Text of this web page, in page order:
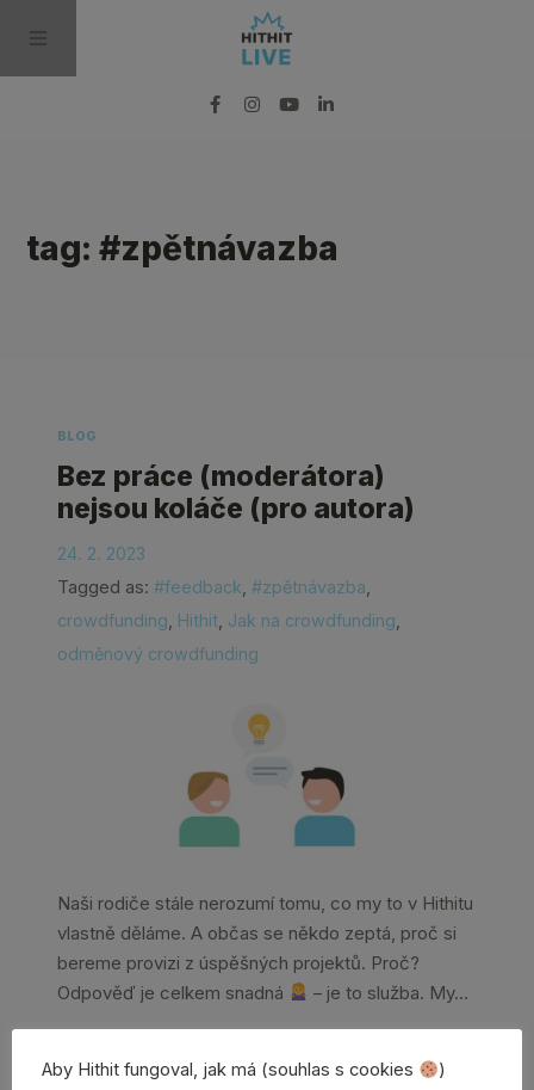
PODCAST
tag: #zpětnávazba
BLOG
Bez práce (moderátora)
nejsou koláče (pro autora)
24. 2. 2023
Tagged as:#feedback ,#zpětnávazba
crowdfunding Hithit Jak na crowdfunding
odměnový crowdfunding
Naši rodiče stále nerozumí tomu, co my to v Hithitu
vlastně děláme. A občas se někdo zeptá, proč si
bereme provizi z úspěšných projektů. Proč?
Odpověď je celkem snadná
– je to služba. My…
Aby Hithit fungoval, jak má (souhlas s cookies
)